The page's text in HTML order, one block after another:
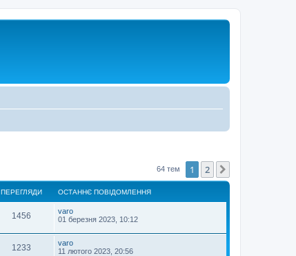
64 тем 1 2
ПЕРЕГЛЯДИ ОСТАННЄ ПОВІДОМЛЕННЯ
1456
varo
01 березня 2023, 10:12
1233
varo
11 лютого 2023, 20:56